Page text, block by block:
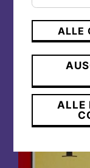
© William Claxton
ALLE
ALLE